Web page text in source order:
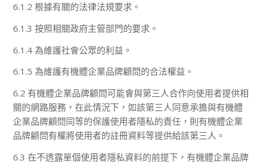
6.1.2 根據有關的法律法規要求。
6.1.3 按照相關政府主管部門的要求。
6.1.4 為維護社會公眾的利益。
6.1.5 為維護有機體企業品牌顧問的合法權益。
6.2 有機體企業品牌顧問可能會與第三人合作向使用者提供相
關的網路服務，在此情況下，如該第三人同意承擔與有機體
企業品牌顧問同等的保護使用者隱私的責任，則有機體企業
品牌顧問有權將使用者的註冊資料等提供給該第三人。
6.3 在不透露單個使用者隱私資料的前提下，有機體企業品牌